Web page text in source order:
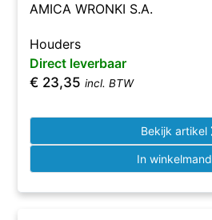
AMICA WRONKI S.A.
Houders
Direct leverbaar
€ 23,35 incl. BTW
Bekijk artikel
In winkelmand